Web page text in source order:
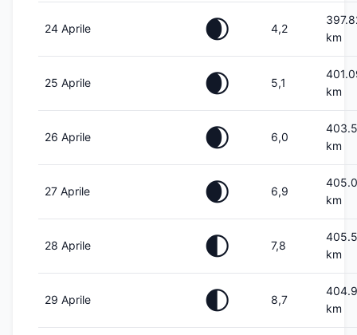
24 Aprile 🌒 4,2
km
25 Aprile 🌒 5,1
km
26 Aprile 🌒 6,0
km
27 Aprile 🌒 6,9
km
28 Aprile 🌓 7,8
km
29 Aprile 🌓 8,7
km